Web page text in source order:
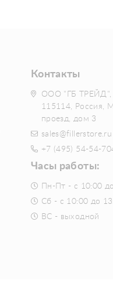
Контакты
ООО "ГБ ТРЕЙД",
115114, Россия,
проезд, дом 3
sales@fillerstore.ru
+7 (495) 54-54-
Часы работы:
Пн-Пт - с 10:00
Сб - с 10:00 до
ВС - выходной